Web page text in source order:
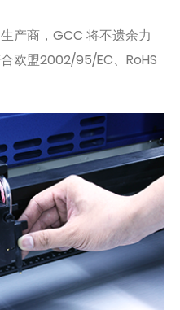
产商，GCC 将不遗余力
欧盟2002/95/EC、RoHS